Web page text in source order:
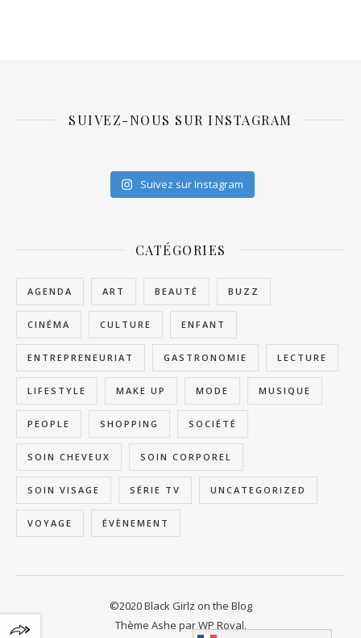
SUIVEZ-NOUS SUR INSTAGRAM
Suivez sur Instagram
CATÉGORIES
AGENDA ART BEAUTÉ BUZZ
CINÉMA CULTURE ENFANT
ENTREPRENEURIAT GASTRONOMIE LECTURE
LIFESTYLE MAKE UP MODE MUSIQUE
PEOPLE SHOPPING SOCIÉTÉ
SOIN CHEVEUX SOIN CORPOREL
SOIN VISAGE SÉRIE TV UNCATEGORIZED
VOYAGE ÉVÈNEMENT
©2020 Black Girlz on the Blog
Thème Ashe parWP Royal.